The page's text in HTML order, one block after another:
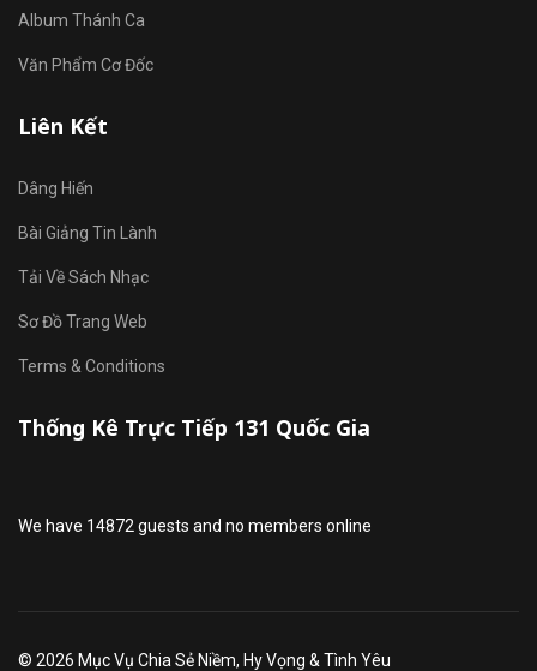
Album Thánh Ca
Văn Phẩm Cơ Đốc
Liên Kết
Dâng Hiến
Bài Giảng Tin Lành
Tải Về Sách Nhạc
Sơ Đồ Trang Web
Terms & Conditions
Thống Kê Trực Tiếp 131 Quốc Gia
We have 14872 guests and no members online
© 2026 Mục Vụ Chia Sẻ Niềm, Hy Vọng & Tình Yêu